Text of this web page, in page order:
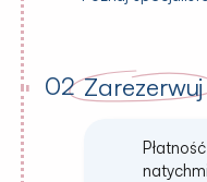
02 Zarezerwuj